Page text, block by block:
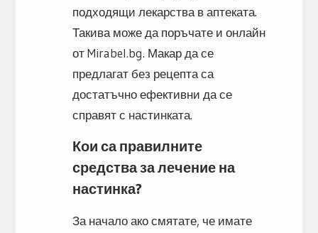
подходящи лекарства в аптеката.
Такива може да поръчате и онлайн
от Mirabel.bg. Макар да се
предлагат без рецепта са
достатъчно ефективни да се
справят с настинката.
Кои са правилните
средства за лечение на
настинка?
За начало ако смятате, че имате